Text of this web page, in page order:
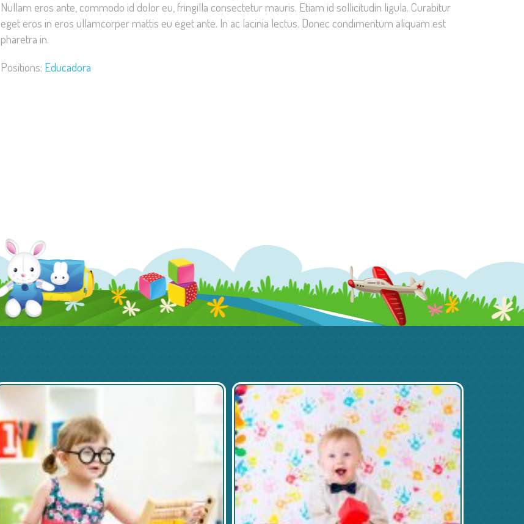
Nullam eros ante, commodo id dolor eu, fringilla consectetur mauris. Etiam id sollicitudin ligula. Curabitur
eget eros in eros ullamcorper mattis eu eget ante. In ac lacinia lectus. Donec condimentum aliquam est
pharetra in.
Positions: Educadora